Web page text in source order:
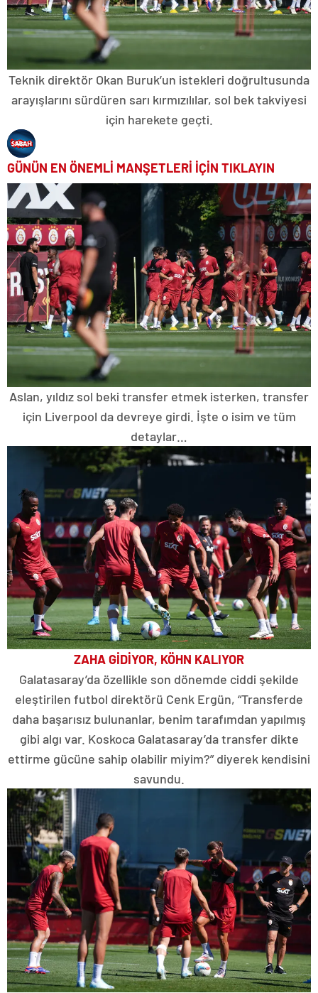
Teknik direktör Okan Buruk’un istekleri doğrultusunda
arayışlarını sürdüren sarı kırmızılılar, sol bek takviyesi
için harekete geçti.
GÜNÜN EN ÖNEMLİ MANŞETLERİ İÇİN TIKLAYIN
Aslan, yıldız sol beki transfer etmek isterken, transfer
için Liverpool da devreye girdi. İşte o isim ve tüm
detaylar…
ZAHA GİDİYOR, KÖHN KALIYOR
Galatasaray’da özellikle son dönemde ciddi şekilde
eleştirilen futbol direktörü Cenk Ergün, “Transferde
daha başarısız bulunanlar, benim tarafımdan yapılmış
gibi algı var. Koskoca Galatasaray’da transfer dikte
ettirme gücüne sahip olabilir miyim?” diyerek kendisini
savundu.